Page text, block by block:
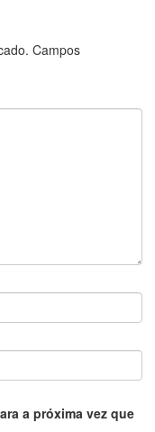
Campos
a próxima vez que